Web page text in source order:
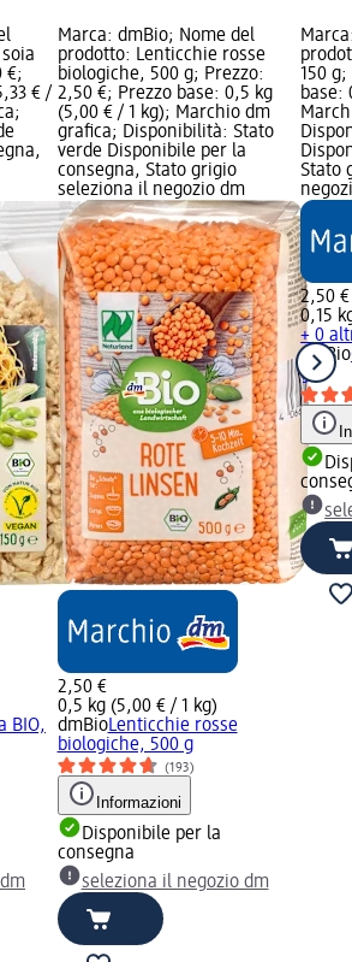
€;
€ /
BIO,
Marca: dmBio; Nome del
prodotto: Lenticchie rosse
biologiche, 500 g; Prezzo:
2,50 €; Prezzo base: 0,5 kg
(5,00 € / 1 kg); Marchio dm
grafica; Disponibilità: Stato
verde Disponibile per la
consegna, Stato grigio
seleziona il negozio dm
2,50 €
0,5 kg (5,00 € / 1 kg)
dmBioLenticchie rosse
biologiche, 500 g
(193)
Informazioni
Disponibile per la
consegna
seleziona il negozio dm
150
base:
Stato
2,50 €
0,15
+ 0
dmBio
g